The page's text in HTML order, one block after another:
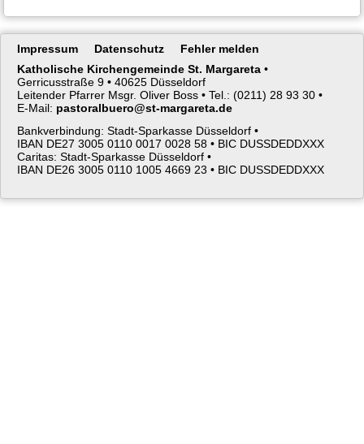
Navigation
Impressum Datenschutz
Fehler melden
Katholische Kirchengemeinde St. Margareta •
Gerricusstraße 9 • 40625 Düsseldorf
Leitender Pfarrer Msgr. Oliver Boss • Tel.: (0211) 28 93 30 •
E-Mail: pastoralbuero@st-margareta.de
Bankverbindung: Stadt-Sparkasse Düsseldorf •
IBAN DE27 3005 0110 0017 0028 58 • BIC DUSSDEDDXXX
Caritas: Stadt-Sparkasse Düsseldorf •
IBAN DE26 3005 0110 1005 4669 23 • BIC DUSSDEDDXXX